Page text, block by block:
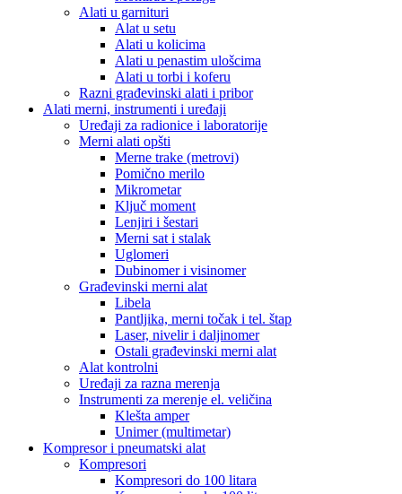
Alati u garnituri
Alat u setu
Alati u kolicima
Alati u penastim ulošcima
Alati u torbi i koferu
Razni građevinski alati i pribor
Alati merni, instrumenti i uređaji
Uređaji za radionice i laboratorije
Merni alati opšti
Merne trake (metrovi)
Pomično merilo
Mikrometar
Ključ moment
Lenjiri i šestari
Merni sat i stalak
Uglomeri
Dubinomer i visinomer
Građevinski merni alat
Libela
Pantljika, merni točak i tel. štap
Laser, nivelir i daljinomer
Ostali građevinski merni alat
Alat kontrolni
Uređaji za razna merenja
Instrumenti za merenje el. veličina
Klešta amper
Unimer (multimetar)
Kompresor i pneumatski alat
Kompresori
Kompresori do 100 litara